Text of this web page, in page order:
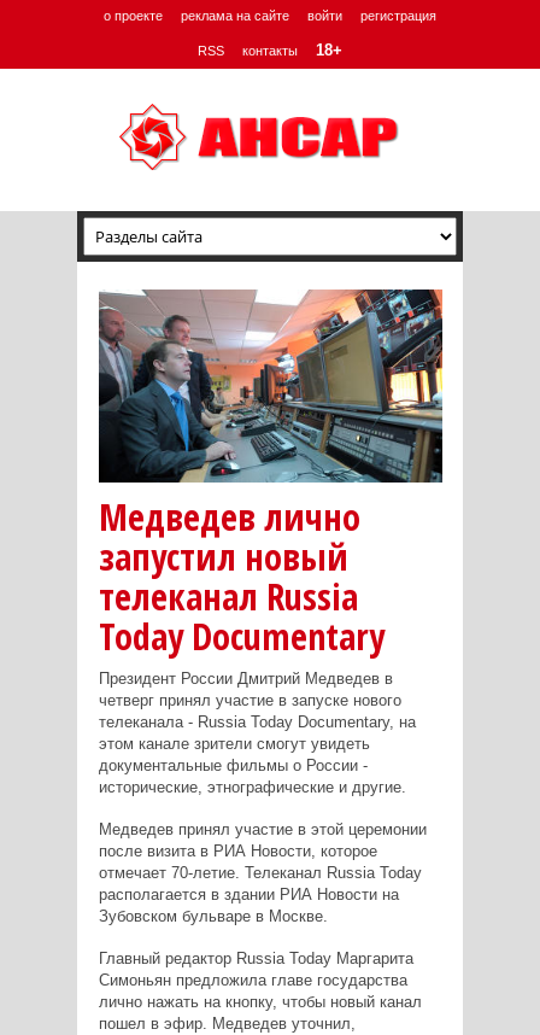
о проекте реклама на сайте войти регистрация
RSS контакты 18+
Медведев лично
запустил новый
телеканал Russia
Today Documentary
Президент России Дмитрий Медведев в
четверг принял участие в запуске нового
телеканала - Russia Today Documentary, на
этом канале зрители смогут увидеть
документальные фильмы о России -
исторические, этнографические и другие.
Медведев принял участие в этой церемонии
после визита в РИА Новости, которое
отмечает 70-летие. Телеканал Russia Today
располагается в здании РИА Новости на
Зубовском бульваре в Москве.
Главный редактор Russia Today Маргарита
Симоньян предложила главе государства
лично нажать на кнопку, чтобы новый канал
пошел в эфир. Медведев уточнил,